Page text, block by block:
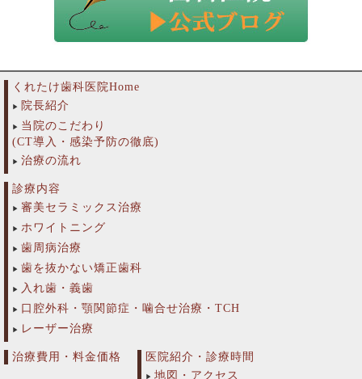
くれたけ歯科医院Home
院長紹介
当院のこだわり
(CT導入・感染予防の徹底)
治療の流れ
診療内容
審美セラミックス治療
ホワイトニング
歯周病治療
歯を抜かない矯正歯科
入れ歯・義歯
口腔外科・顎関節症・噛合せ治療・TCH
レーザー治療
治療費用・料金価格
医院紹介・診療時間
地図・アクセス